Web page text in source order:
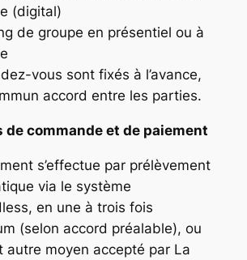
(digital)
de groupe en présentiel ou à
vous sont fixés à l’avance,
accord entre les parties.
de commande et de paiement
s’effectue par prélèvement
via le système
en une à trois fois
(selon accord préalable), ou
autre moyen accepté par La